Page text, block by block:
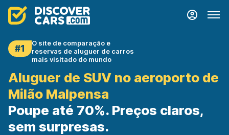
#1
O site de comparação e
reservas de aluguer de carros
mais visitado do mundo
Aluguer de SUV no aeroporto de
Milão Malpensa
Poupe até 70%. Preços claros,
sem surpresas.